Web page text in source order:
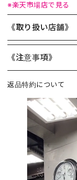
※楽天市場店で見る
《取り扱い店舗》
《注意事項》
返品特約について